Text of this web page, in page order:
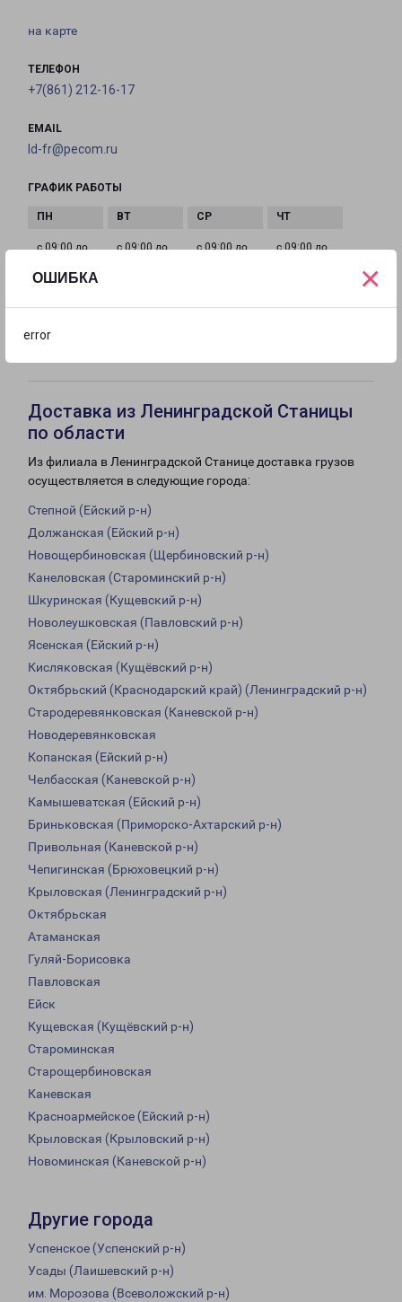
ОШИБКА
error
×
на карте
ТЕЛЕФОН
+7(861) 212-16-17
EMAIL
ld-fr@pecom.ru
ГРАФИК РАБОТЫ
с 09:00 до
с 09:00 до
с 09:00 до
с 09:00 до
Доставка из Ленинградской Станицы
по области
Из филиала в Ленинградской Станице доставка грузов
осуществляется в следующие города:
Степной (Ейский р-н)
Должанская (Ейский р-н)
Новощербиновская (Щербиновский р-н)
Канеловская (Староминский р-н)
Шкуринская (Кущевский р-н)
Новолеушковская (Павловский р-н)
Ясенская (Ейский р-н)
Кисляковская (Кущёвский р-н)
Октябрьский (Краснодарский край) (Ленинградский р-н)
Стародеревянковская (Каневской р-н)
Новодеревянковская
Копанская (Ейский р-н)
Челбасская (Каневской р-н)
Камышеватская (Ейский р-н)
Бриньковская (Приморско-Ахтарский р-н)
Привольная (Каневской р-н)
Чепигинская (Брюховецкий р-н)
Крыловская (Ленинградский р-н)
Октябрьская
Атаманская
Гуляй-Борисовка
Павловская
Ейск
Кущевская (Кущёвский р-н)
Староминская
Старощербиновская
Каневская
Красноармейское (Ейский р-н)
Крыловская (Крыловский р-н)
Новоминская (Каневской р-н)
Другие города
Успенское (Успенский р-н)
Усады (Лаишевский р-н)
им. Морозова (Всеволожский р-н)